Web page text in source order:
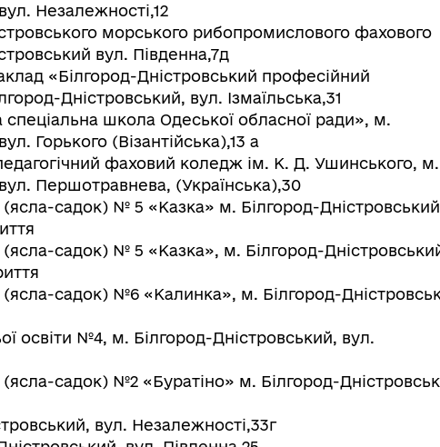
Незалежності,12
морського рибопромислового фахового
вул. Південна,7д
«Білгород-Дністровський професійний
Дністровський, вул. Ізмаїльська,31
спеціальна школа Одеської обласної ради», м.
Горького (Візантійська),13 а
фаховий коледж ім. К. Д. Ушинського, м.
Першотравнева, (Українська),30
(ясла-садок) № 5 «Казка» м. Білгород-
(ясла-садок) № 5 «Казка», м. Білгород-
(ясла-садок) №6 «Калинка», м. Білгород-
освіти №4, м. Білгород-Дністровський, вул.
(ясла-садок) №2 «Буратіно» м. Білгород-
вул. Незалежності,33г